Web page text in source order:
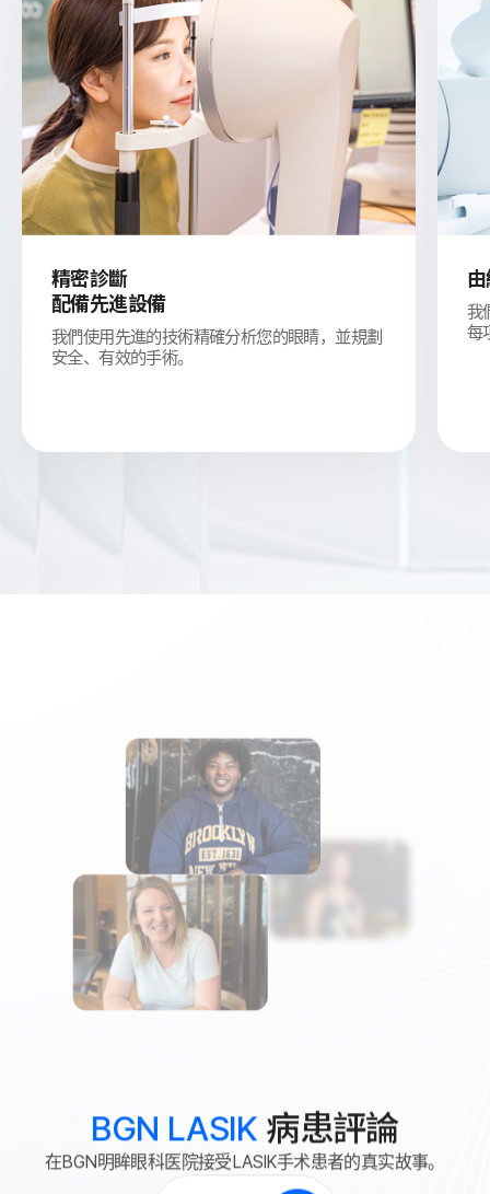
精密診斷
配備先進設備
我們使用先進的技術精確分析您的眼睛，並規劃
安全、有效的手術。
我
每
BGN LASIK 病患評論
在BGN明眸眼科医院接受LASIK手术患者的真实故事。